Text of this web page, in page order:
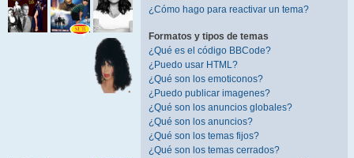
¿Cómo hago para reactivar un tema?
Formatos y tipos de temas
¿Qué es el código BBCode?
¿Puedo usar HTML?
¿Qué son los emoticonos?
¿Puedo publicar imagenes?
¿Qué son los anuncios globales?
¿Qué son los anuncios?
¿Qué son los temas fijos?
¿Qué son los temas cerrados?